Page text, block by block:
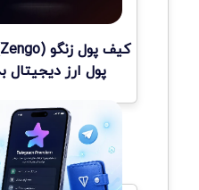
پول ارز دیجیتال